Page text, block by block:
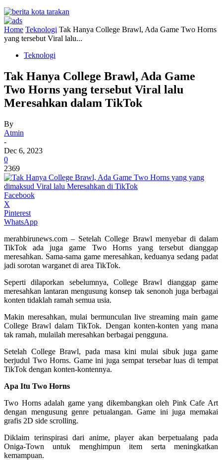
Home Teknologi Tak Hanya College Brawl, Ada Game Two Horns
yang tersebut Viral lalu...
Teknologi
Tak Hanya College Brawl, Ada Game
Two Horns yang tersebut Viral lalu
Meresahkan dalam TikTok
By
Atmin
-
Dec 6, 2023
0
2369
Facebook
X
Pinterest
WhatsApp
merahbirunews.com – Setelah College Brawl menyebar di dalam
TikTok ada juga game Two Horns yang tersebut dianggap
meresahkan. Sama-sama game meresahkan, keduanya sedang padat
jadi sorotan warganet di area TikTok.
Seperti dilaporkan sebelumnya, College Brawl dianggap game
meresahkan lantaran mengusung konsep tak senonoh juga berbagai
konten tidaklah ramah semua usia.
Makin meresahkan, mulai bermunculan live streaming main game
College Brawl dalam TikTok. Dengan konten-konten yang mana
tak ramah, mulailah meresahkan berbagai pengguna.
Setelah College Brawl, pada masa kini mulai sibuk juga game
berjudul Two Horns. Game ini juga sempat tersebar luas di tempat
TikTok dengan konten-kontennya.
Apa Itu Two Horns
Two Horns adalah game yang dikembangkan oleh Pink Cafe Art
dengan mengusung genre petualangan. Game ini juga memakai
grafis 2D side scrolling.
Diklaim terinspirasi dari anime, player akan berpetualang pada
Oniga-Town untuk menghimpun item serta meningkatkan
kemampuan.